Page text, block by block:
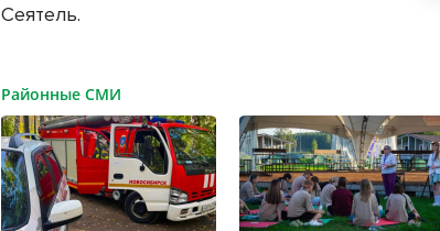
Сеятель.
Районные СМИ